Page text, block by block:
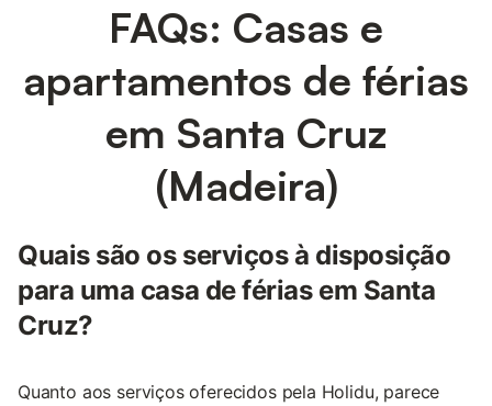
FAQs: Casas e
apartamentos de férias
em Santa Cruz
(Madeira)
Quais são os serviços à disposição
para uma casa de férias em Santa
Cruz?
Quanto aos serviços oferecidos pela Holidu, parece